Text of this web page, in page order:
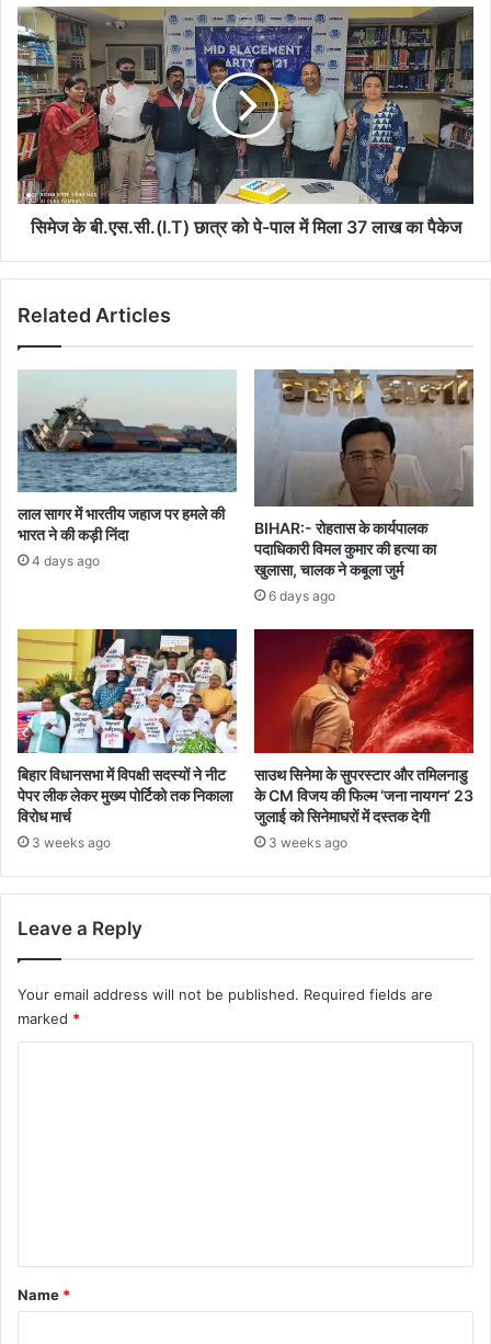
की
मौत,4
घायल
सिमेज
के
बी.एस.सी.
(I.T)
छात्र
को
पे-
पाल
में
मिला
पैकेज
सिमेज के बी.एस.सी.(I.T) छात्र को पे-पाल में मिला 37 लाख का पैकेज
Related Articles
लाल सागर में भारतीय जहाज पर हमले की
भारत ने की कड़ी निंदा
4 days ago
BIHAR:- रोहतास के कार्यपालक
पदाधिकारी विमल कुमार की हत्या का
खुलासा, चालक ने कबूला जुर्म
6 days ago
बिहार विधानसभा में विपक्षी सदस्यों ने नीट
पेपर लीक लेकर मुख्य पोर्टिको तक निकाला
विरोध मार्च
3 weeks ago
साउथ सिनेमा के सुपरस्टार और तमिलनाडु
के CM विजय की फिल्म ‘जना नायगन’ 23
जुलाई को सिनेमाघरों में दस्तक देगी
3 weeks ago
Leave a Reply
Your email address will not be published. Required fields are
marked *
*
Name *